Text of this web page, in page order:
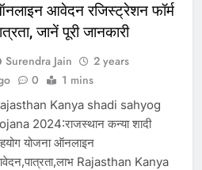
आवेदन रजिस्ट्रेशन फॉर्म
जानें पूरी जानकारी
Surendra Jain
2 years
0 1 mins
Kanya shadi sahyog
2024:राजस्थान कन्या शादी
योजना ऑनलाइन
Rajasthan Kanya